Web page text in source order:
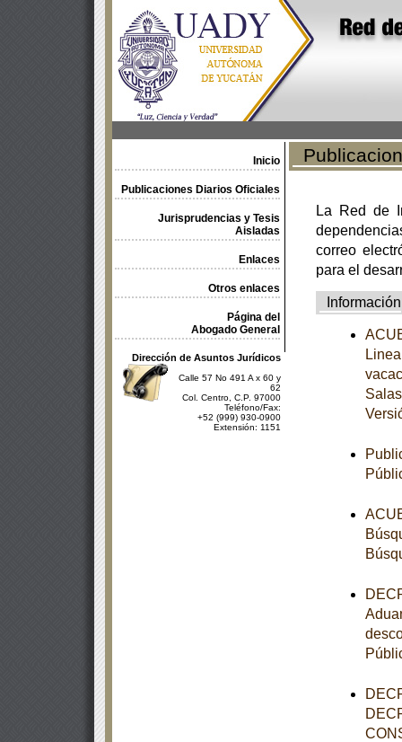
Inicio
Publicaciones Diarios Oficiales
Jurisprudencias y Tesis
Aisladas
Enlaces
Otros enlaces
Página del
Abogado General
Dirección de Asuntos Jurídicos
Calle 57 No 491 A x 60 y
62
Col. Centro, C.P. 97000
Teléfono/Fax:
+52 (999) 930-0900
Extensión: 1151
La Red de
correo
para el
Información